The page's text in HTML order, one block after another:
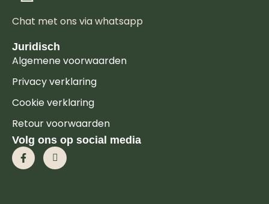
Chat met ons via whatsapp
Juridisch
Algemene voorwaarden
Privacy verklaring
Cookie verklaring
Retour voorwaarden
Volg ons op social media